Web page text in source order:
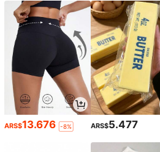
ARS$13.676 -8% ARS$5.477